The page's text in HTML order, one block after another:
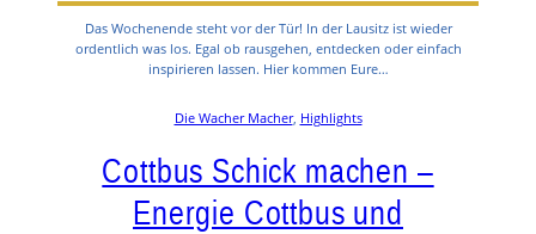
Das Wochenende steht vor der Tür! In der Lausitz ist wieder
ordentlich was los. Egal ob rausgehen, entdecken oder einfach
inspirieren lassen. Hier kommen Eure…
Die Wacher Macher, Highlights
Cottbus Schick machen –
Energie Cottbus und